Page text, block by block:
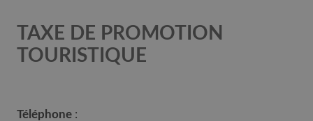
TAXE DE PROMOTION
TOURISTIQUE
Téléphone :